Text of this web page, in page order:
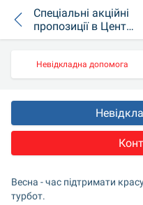
Спеціальні акційні
пропозиції в Центрі
косметології і
Добробут
Невідкладна допомога
Весна - час підтримати
турбот.